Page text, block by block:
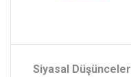
Siyasal Düşünceler